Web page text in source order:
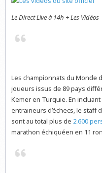
Le Direct Live à 14h + Les Vidéos
Les championnats du Monde
joueurs issus de 89 pays
Kemer en Turquie. En
entraineurs d’échecs, le staff
sont au total plus de 2.600
marathon échiquéen en 11